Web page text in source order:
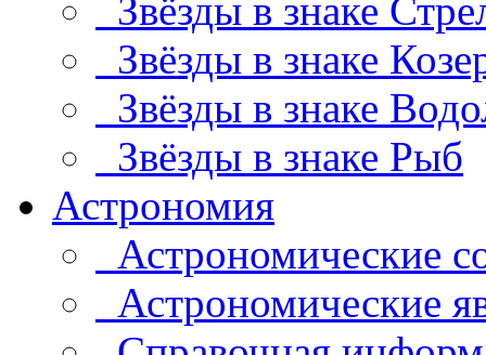
Звёзды в знаке
Звёзды в знаке
Звёзды в знаке
Звёзды в знаке Рыб
Астрономия
Астрономические
Астрономические